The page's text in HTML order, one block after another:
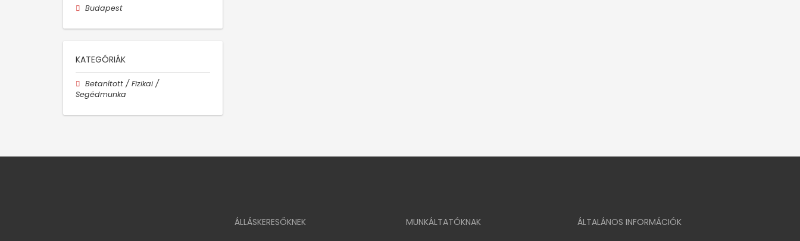
Budapest
KATEGÓRIÁK
Betanított / Fizikai /
Segédmunka
ÁLLÁSKERESŐKNEK MUNKÁLTATÓKNAK ÁLTALÁNOS INFORMÁCIÓK